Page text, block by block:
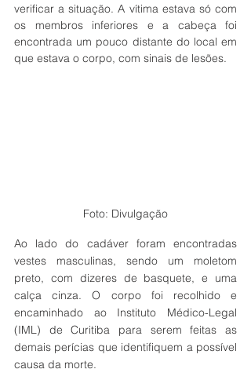
verificar a situação. A vítima estava só com
os membros inferiores e a cabeça foi
encontrada um pouco distante do local em
que estava o corpo, com sinais de lesões.
Foto: Divulgação
Ao lado do cadáver foram encontradas
vestes masculinas, sendo um moletom
preto, com dizeres de basquete, e uma
calça cinza. O corpo foi recolhido e
encaminhado ao Instituto Médico-Legal
(IML) de Curitiba para serem feitas as
demais perícias que identifiquem a possível
causa da morte.